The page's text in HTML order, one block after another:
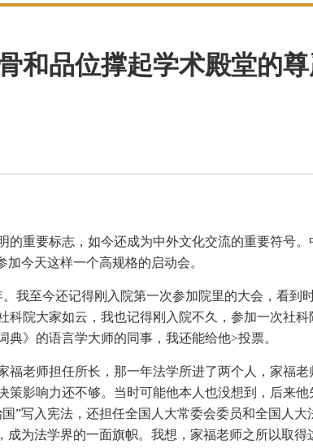
和品位撑起学术殿堂的
重要标志，如今还成为中外文化交流的重要符号。
今天这样一个高规格的启动会。
我至今还记得刚入院第一次参加院里的大会，看
院大家如云，我也记得刚入院不久，参加一次社
》的语言学大师的同事，我还能给他>投票。
老师担任所长，那一年法学所进了两个人，家福
影响力还不够。当时可能他本人也没想到，后来
”写入宪法，还担任全国人大常委会委员和全国人
为法学界的一面旗帜。我想，家福老师之所以取